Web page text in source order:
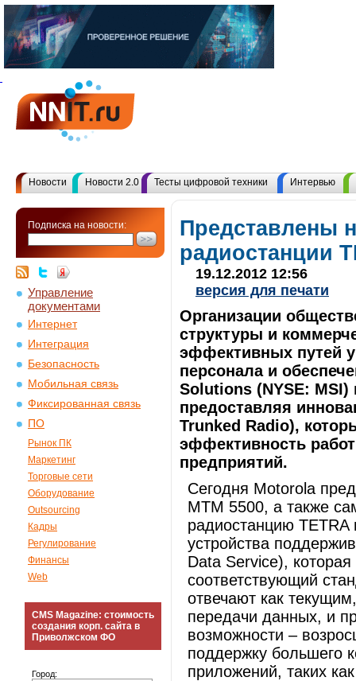
Новости Новости 2.0 Тесты цифровой техники Интервью
Подписка на новости:
Управление
документами
Интернет
Интеграция
Безопасность
Мобильная связь
Фиксированная связь
ПО
Рынок ПК
Маркетинг
Торговые сети
Оборудование
Outsourcing
Кадры
Регулирование
Финансы
Web
CMS Magazine: стоимость
создания корп. сайта в
Приволжском ФО
Город:
Представлены
радиостанции
19.12.2012 12:56
версия для печати
Организации
структуры и
эффективных путей
персонала и
Solutions (NYSE: MSI)
предоставляя
Trunked Radio),
эффективность
предприятий.
Сегодня Motorola
MTM 5500, а также
радиостанцию
устройства
Data Service),
соответствующий
отвечают как
передачи данных, и
возможности –
поддержку большего
приложений, таких